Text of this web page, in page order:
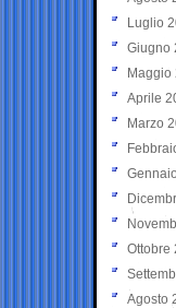
Luglio
Giugno
Maggio
Aprile
Marzo
Ottobre
Agosto